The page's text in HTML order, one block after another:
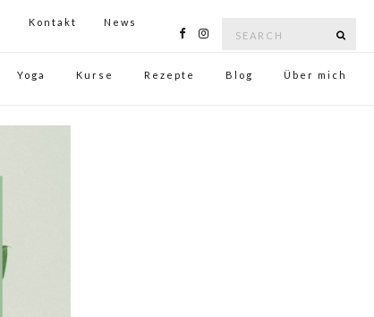
Kontakt News
Yoga Kurse Rezepte Blog Über mich